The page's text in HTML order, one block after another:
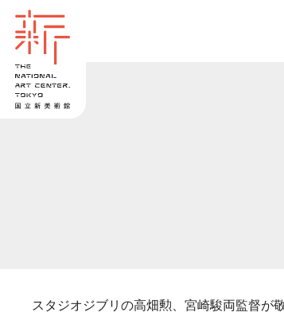
スタジオジブリの高畑勲、宮崎駿両監督